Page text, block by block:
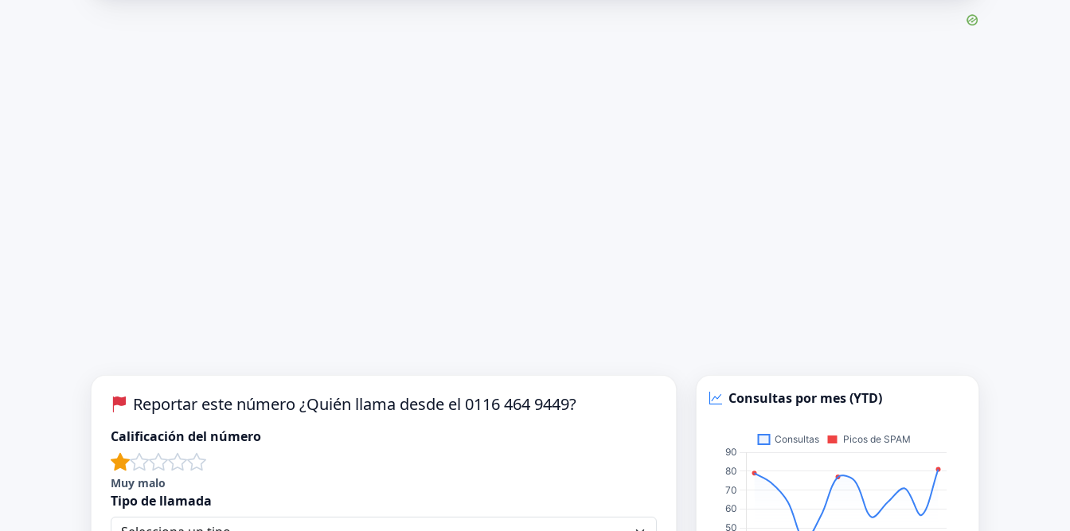
Reportar este número ¿Quién llama desde el 0116 464 9449?
Calificación del número
Muy malo
Tipo de llamada
Consultas por mes (YTD)